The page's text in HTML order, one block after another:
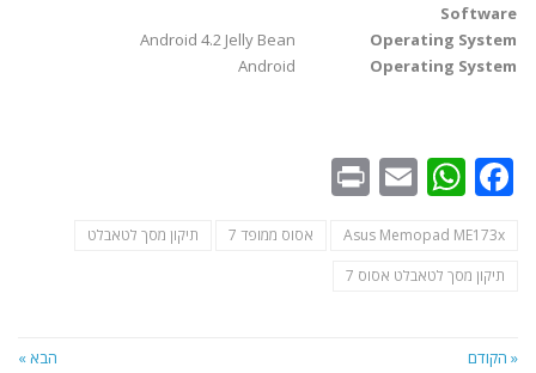
Software
Operating System
Android 4.2 Jelly Bean
Operating System
Android
Facebook
WhatsApp
Email
Asus Memopad ME173x אסוס ממופד 7
תיקון מסך לטאבלט
תיקון מסך לטאבלט אסוס 7
« הקודם הבא »